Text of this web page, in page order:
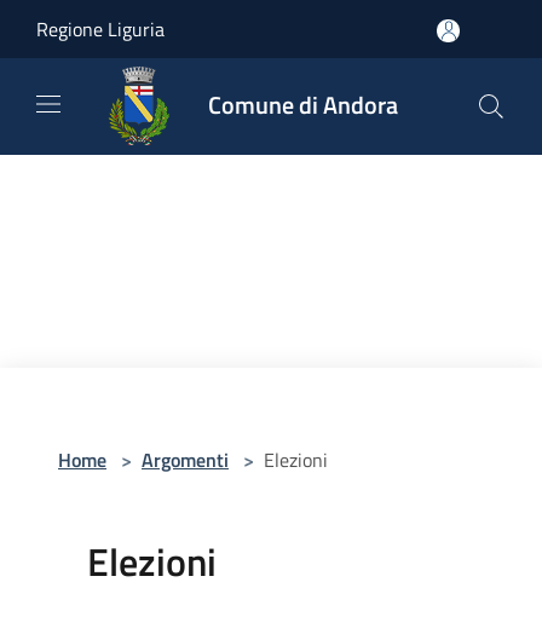
Regione Liguria
Comune di Andora
Home > Argomenti > Elezioni
Elezioni